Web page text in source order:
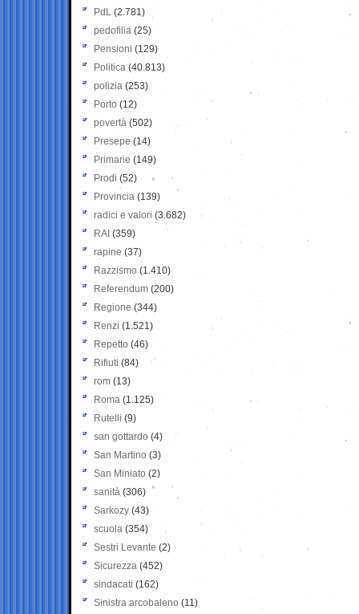
PdL (2.781)
pedofilia (25)
Pensioni (129)
Politica (40.813)
polizia (253)
Porto (12)
povertà (502)
Presepe (14)
Primarie (149)
Prodi (52)
Provincia (139)
radici e valori (3.682)
RAI (359)
rapine (37)
Razzismo (1.410)
Referendum (200)
Regione (344)
Renzi (1.521)
Repetto (46)
Rifiuti (84)
rom (13)
Roma (1.125)
Rutelli (9)
san gottardo (4)
San Martino (3)
San Miniato (2)
sanità (306)
Sarkozy (43)
scuola (354)
Sestri Levante (2)
Sicurezza (452)
sindacati (162)
Sinistra arcobaleno (11)